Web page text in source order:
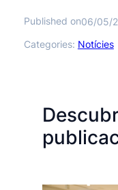
Published on06/05/
Categories: Notícies